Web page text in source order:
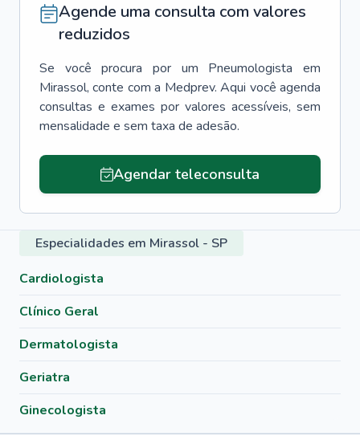
Agende uma consulta com valores
reduzidos
Se você procura por um Pneumologista
em
Mirassol, conte com a Medprev. Aqui você agenda
consultas e exames por valores acessíveis, sem
mensalidade e sem taxa de adesão.
Agendar teleconsulta
Especialidades em Mirassol - SP
Cardiologista
Clínico Geral
Dermatologista
Geriatra
Ginecologista